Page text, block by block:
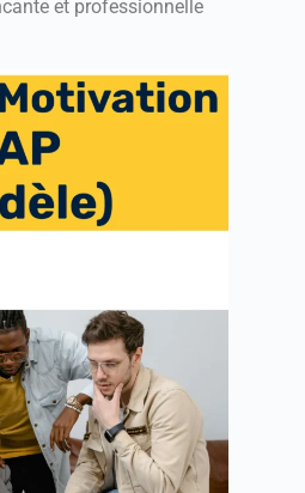
et professionnelle